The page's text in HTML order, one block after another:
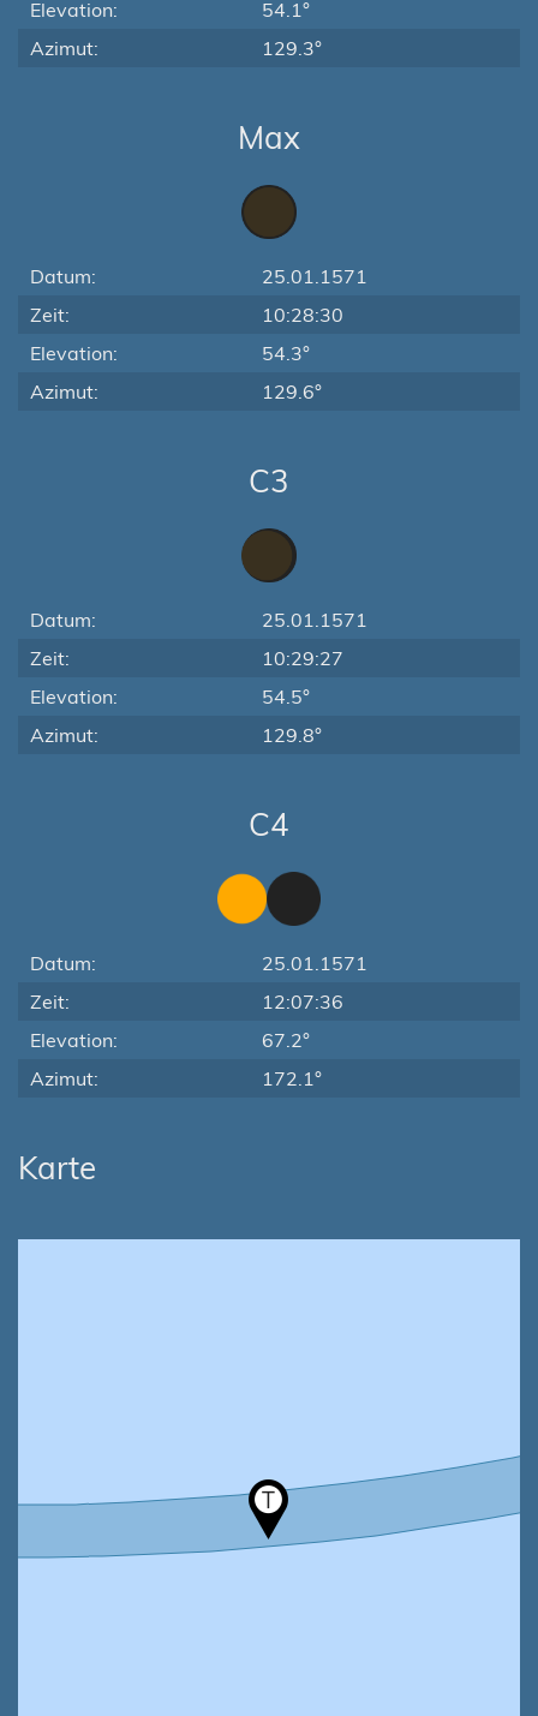
Elevation:
54.1°
Azimut:
129.3°
Max
Datum:
25.01.1571
Zeit:
10:28:30
Elevation:
54.3°
Azimut:
129.6°
C3
Datum:
25.01.1571
Zeit:
10:29:27
Elevation:
54.5°
Azimut:
129.8°
C4
Datum:
25.01.1571
Zeit:
12:07:36
Elevation:
67.2°
Azimut:
172.1°
Karte